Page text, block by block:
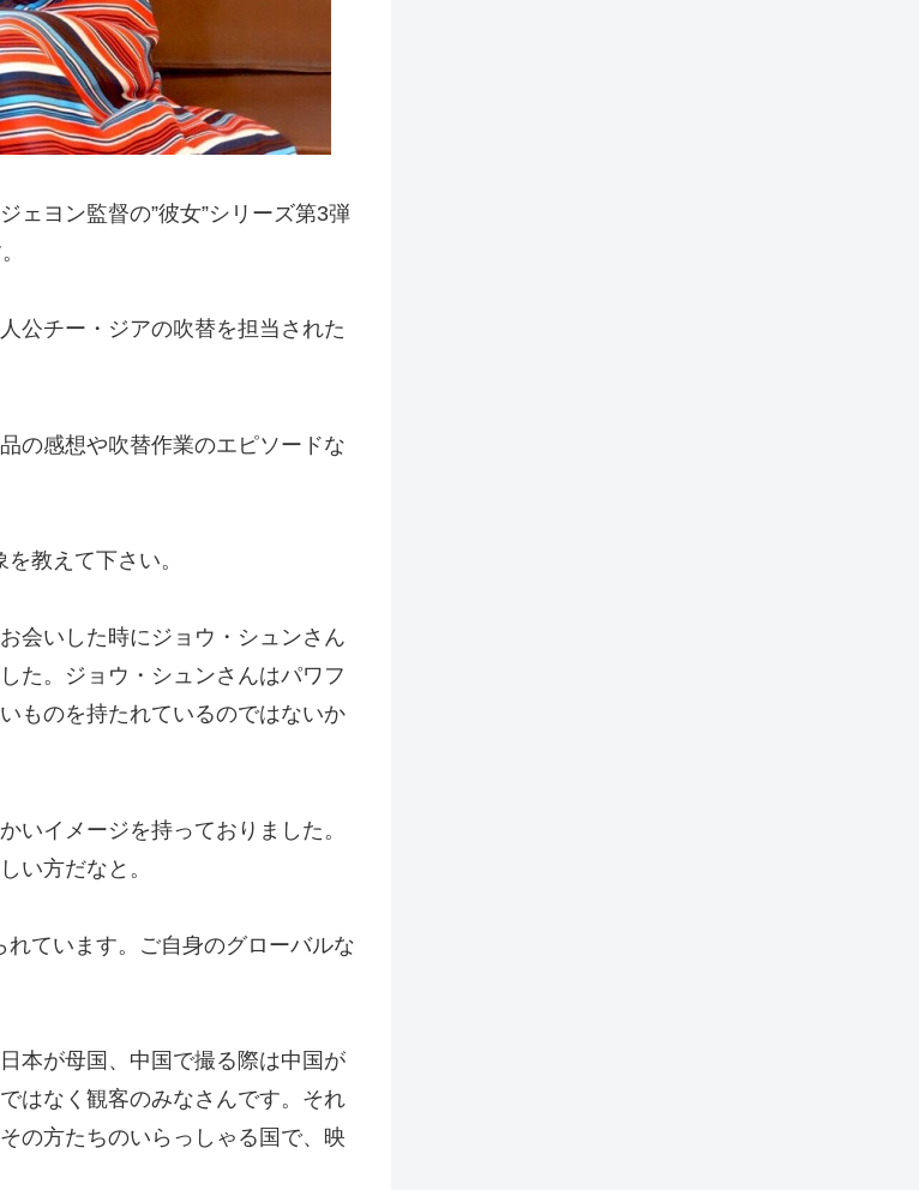
ェヨン監督の”彼女”シリーズ第3弾
公チー・ジアの吹替を担当された
の感想や吹替作業のエピソードな
教えて下さい。
会いした時にジョウ・シュンさん
た。ジョウ・シュンさんはパワフ
ものを持たれているのではないか
いイメージを持っておりました。
い方だなと。
ています。ご自身のグローバルな
本が母国、中国で撮る際は中国が
はなく観客のみなさんです。それ
の方たちのいらっしゃる国で、映